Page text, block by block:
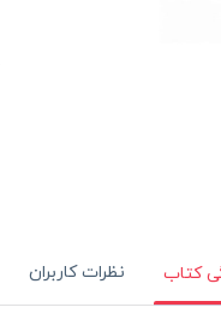
کتاب نظرات کاربران